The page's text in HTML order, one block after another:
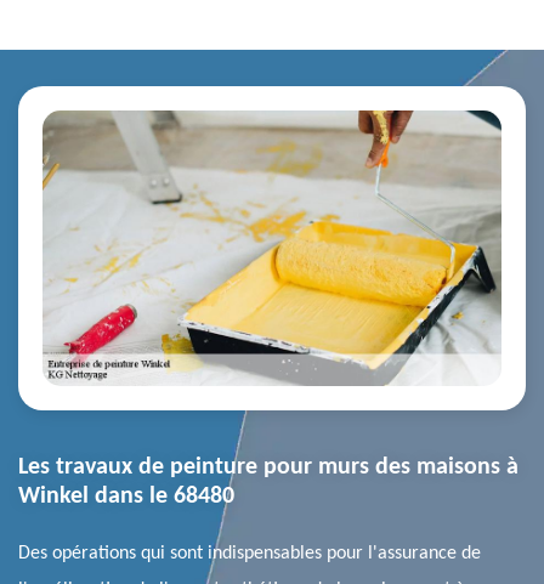
Les travaux de peinture pour murs des maisons à
Winkel dans le 68480
Des opérations qui sont indispensables pour l'assurance de